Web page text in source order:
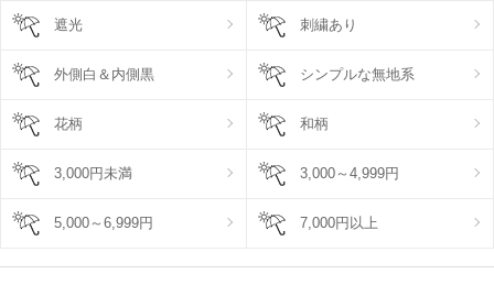
遮光 刺繍あり
外側白＆内側黒 シンプルな無地系
花柄 和柄
3,000円未満 3,000～4,999円
5,000～6,999円 7,000円以上